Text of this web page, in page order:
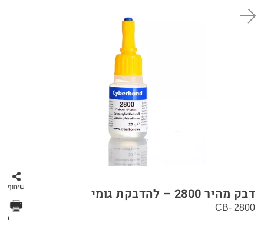
שיתוף דבק מהיר 2800 – להדבקת גומי
הדפס
CB- 2800